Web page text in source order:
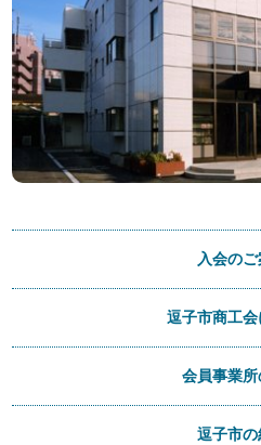
入会の
逗子市商工会
会員事業
逗子市の